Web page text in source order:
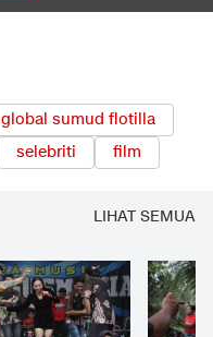
global sumud flotilla
selebriti film
LIHAT SEMUA